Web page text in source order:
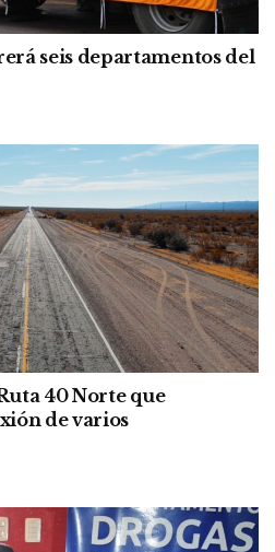
seis departamentos del
40 Norte que
de varios